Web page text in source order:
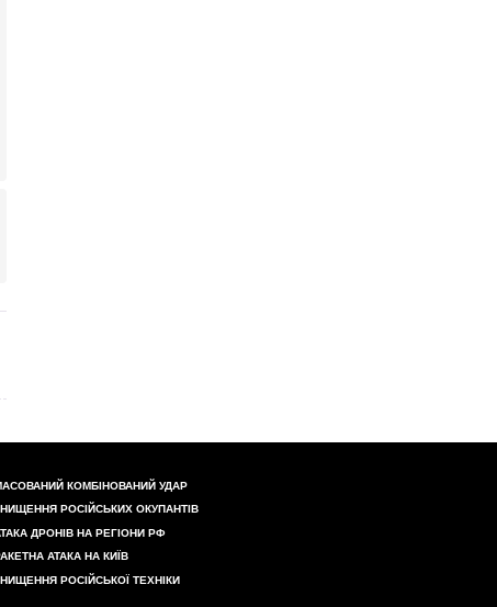
КОМБІНОВАНИЙ УДАР
РОСІЙСЬКИХ ОКУПАНТІВ
ДРОНІВ НА РЕГІОНИ РФ
АТАКА НА КИЇВ
РОСІЙСЬКОЇ ТЕХНІКИ